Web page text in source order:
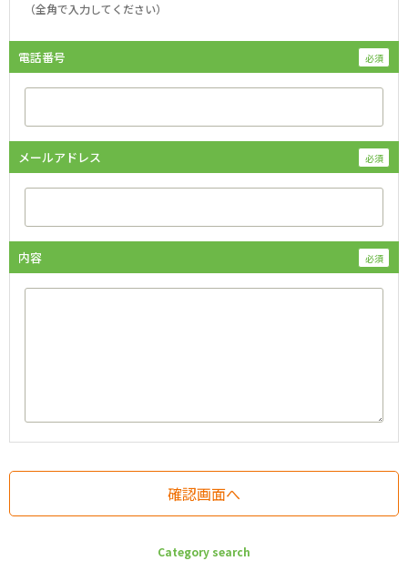
（全角で入力してください）
電話番号
メールアドレス
内容
Category search